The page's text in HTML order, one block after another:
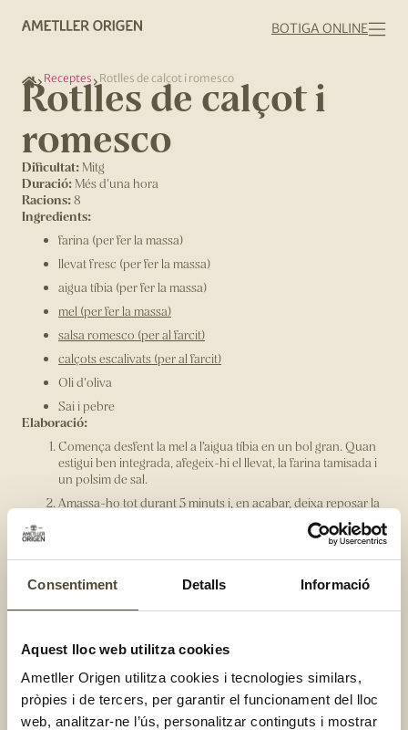
Consentiment Detalls Informació
Aquest lloc web utilitza cookies
Ametller Origen utilitza cookies i tecnologies similars,
pròpies i de tercers, per garantir el funcionament del lloc
web, analitzar-ne l’ús, personalitzar continguts i mostrar
BOTIGA ONLINE
Receptes Rotlles de calçot i romesco
Rotlles de calçot i
romesco
Dificultat: Mitg
Duració: Més d'una hora
Racions:8
Ingredients:
farina (per fer la massa)
llevat fresc (per fer la massa)
aigua tíbia (per fer la massa)
mel (per fer la massa)
salsa romesco (per al farcit)
calçots escalivats (per al farcit)
Oli d'oliva
Sai i pebre
Elaboració:
Comença desfent la mel a l’aigua tíbia en un bol gran. Quan
estigui ben integrada, afegeix-hi el llevat, la farina tamisada i
un polsim de sal.
Amassa-ho tot durant 5 minuts i, en acabar, deixa reposar la
massa 30 minuts tapada perquè no s’assequi. Passat aquest
temps, separa la massa de les cantonades del bol i segueix
Enfarina una superfície i estira la massa en forma rectangular
d’uns 30x40 cm. Escampa la salsa romesco per tota la
superfície i posa-hi els calçots pelats i tallats a trossets.
a 170 graus durant 20 minuts sobre paper vegetal.
Posa-hi un raig d’oli d’oliva i un polsim de sal i pebre quan
estiguin llestos.
Compartir: